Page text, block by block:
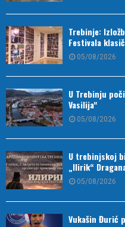
Trebinje:
Festivala
05/08/2026
U Trebinju
Vasilija“
05/08/2026
U trebinjskoj
„Ilirik“
05/08/2026
Vukašin Đurić